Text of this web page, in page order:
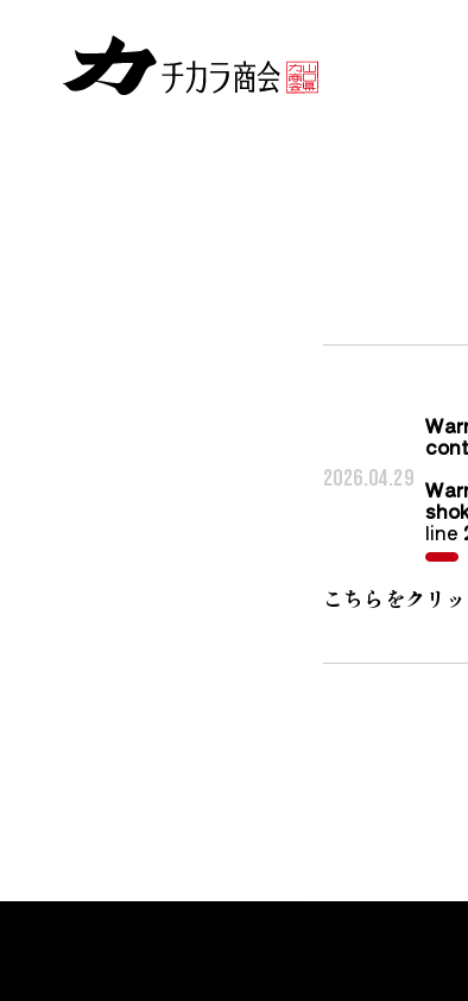
2026.04.29
line
こちらをクリ